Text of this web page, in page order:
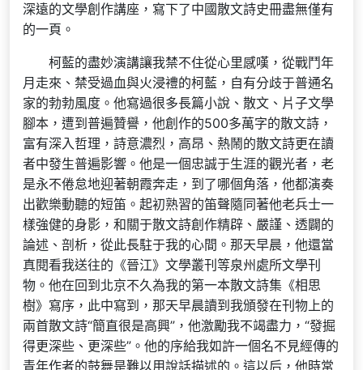
深遠的文學創作講座，寫下了中國散文詩史冊盡無僅有
的一頁。
柯藍的盡妙演講讓我禁不住從心里感嘆，從戰鬥年
月走來、禁受過血與火浸禮的柯藍，自有分歧于普通名
家的勃勃風度。他寫過很多長篇小說、散文、片子文學
腳本，遭到普遍贊譽，他創作的500多萬字的散文詩，
富有深入哲理，詩意濃烈，高昂、熱鬧的散文詩更在讀
者中發生普遍影響。他是一個忠誠于生涯的觀光者，老
是永不倦怠地迎著朝霞奔走，到了哪個角落，他都演奏
出歡樂動聽的短笛。起初熟習的笛聲隨同著他老兵士一
樣強健的身影，和關于散文詩創作精辟、嚴謹、透闢的
論述、剖析，從此長駐于我的心間。那天早晨，他還當
真閱看我送往的《晉江》文學叢刊等泉州處所文學刊
物。他在回到北京不久為我的第一本散文詩集《相思
樹》寫序，此中寫到，那天早晨讀到我頒發在刊物上的
兩首散文詩“簡直很是高興”，他激勵我不竭盡力，“發掘
得更深些、更深些”。他的序給我如許一個名不見經傳的
青年作者的鼓舞是難以用說話描述的。這以后，他時常